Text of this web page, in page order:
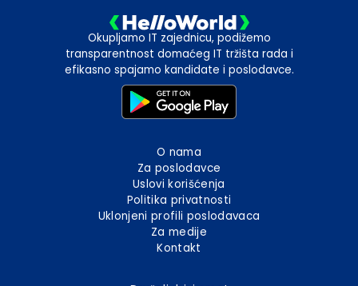
Okupljamo IT zajednicu, podižemo
transparentnost domaćeg IT tržišta rada i
efikasno spajamo kandidate i poslodavce.
O nama
Za poslodavce
Uslovi korišćenja
Politika privatnosti
Uklonjeni profili poslodavaca
Za medije
Kontakt